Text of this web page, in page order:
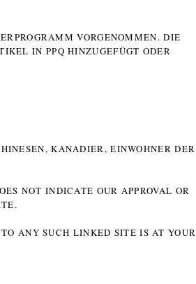
VORGENOMMEN. DIE
IN PPQ HINZUGEFÜGT ODER
KANADIER, EINWOHNER DER P
NOT INDICATE OUR APPROVAL OR
ANY SUCH LINKED SITE IS AT YOUR